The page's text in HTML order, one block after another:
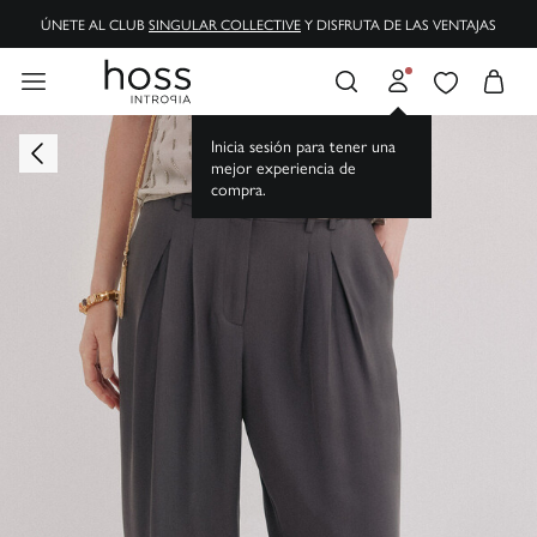
ÚNETE AL CLUBSINGULAR COLLECTIVEY DISFRUTA DE LAS VENTAJAS
Inicia sesión para tener una
mejor experiencia de
compra.